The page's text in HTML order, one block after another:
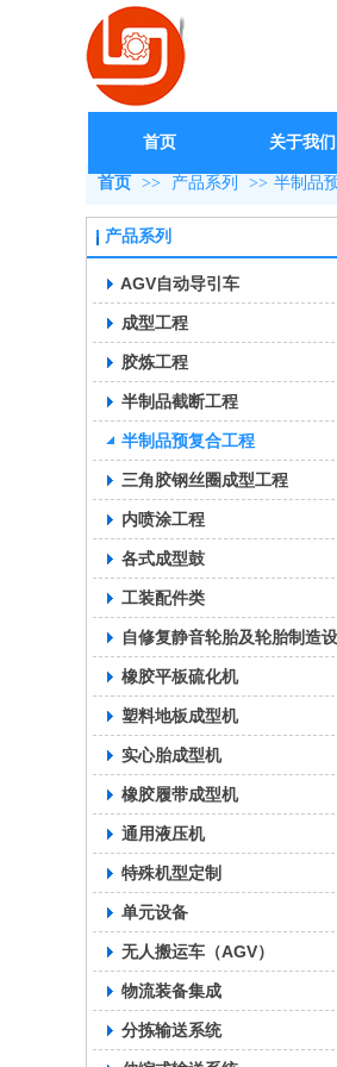
首页 关于我们
首页 >> 产品系列 >> 半制品
产品系列
AGV自动导引车
成型工程
胶炼工程
半制品截断工程
半制品预复合工程
三角胶钢丝圈成型工程
内喷涂工程
各式成型鼓
工装配件类
自修复静音轮胎及轮胎制造
橡胶平板硫化机
塑料地板成型机
实心胎成型机
橡胶履带成型机
通用液压机
特殊机型定制
单元设备
无人搬运车（AGV）
物流装备集成
分拣输送系统